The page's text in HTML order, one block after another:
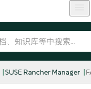
SUSE Rancher Manager